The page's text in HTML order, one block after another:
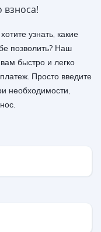
взноса!
узнать, какие
позволить? Наш
быстро и легко
Просто введите
необходимости,